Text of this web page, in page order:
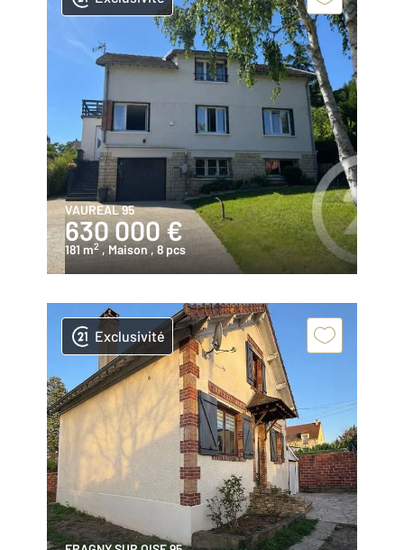
VAUREAL 95
630 000 €
181 m2 , Maison , 8 pcs
Exclusivité